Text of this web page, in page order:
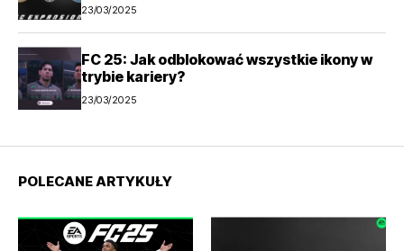
23/03/2025
FC 25: Jak odblokować wszystkie ikony w
trybie kariery?
23/03/2025
POLECANE ARTYKUŁY